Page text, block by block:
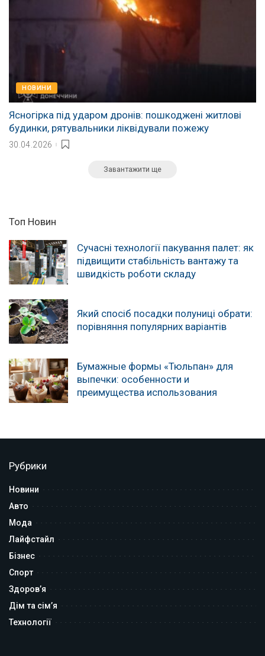
НОВИНИ
Ясногірка під ударом дронів: пошкоджені житлові
будинки, рятувальники ліквідували пожежу
30.04.2026
Завантажити ще
Топ Новин
Сучасні технології пакування палет: як
підвищити стабільність вантажу та
швидкість роботи складу
Який спосіб посадки полуниці обрати:
порівняння популярних варіантів
Бумажные формы «Тюльпан» для
выпечки: особенности и
преимущества использования
Рубрики
Новини
Авто
Мода
Лайфстайл
Бізнес
Спорт
Здоров’я
Дім та сім’я
Технології